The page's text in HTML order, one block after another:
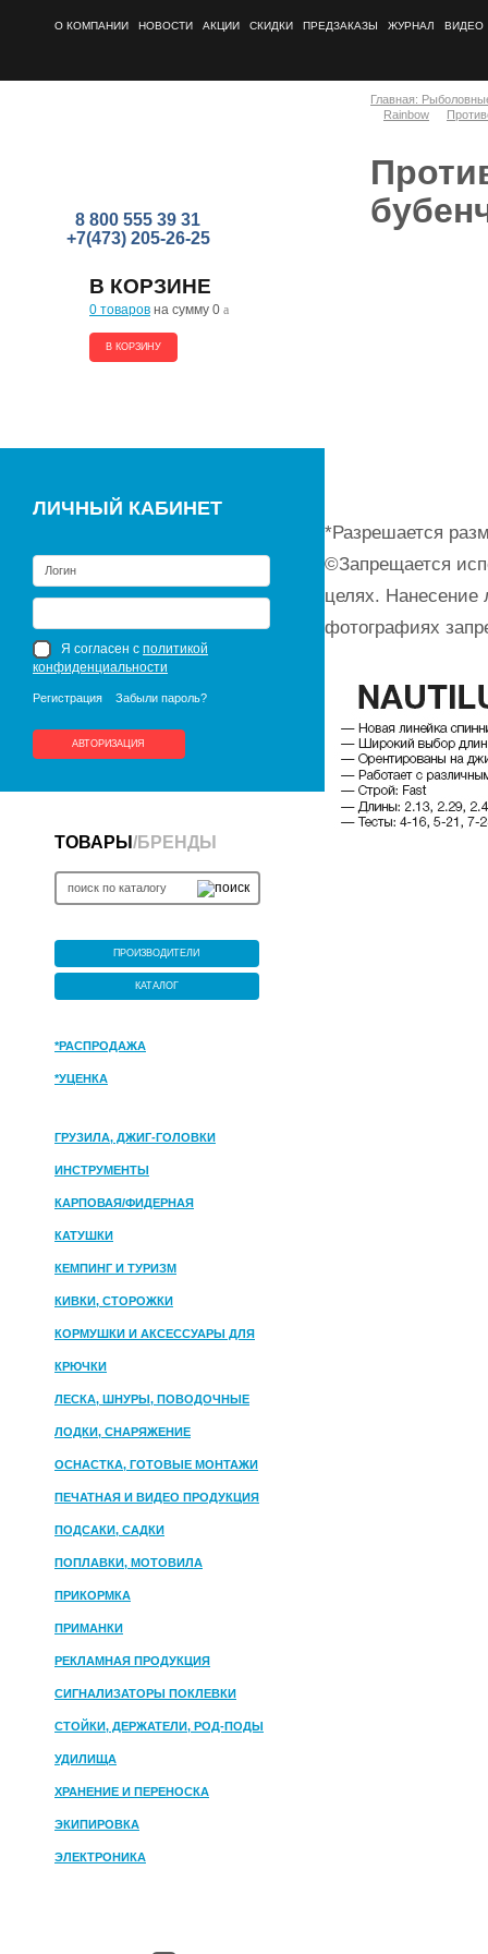
О КОМПАНИИ НОВОСТИ АКЦИИ СКИДКИ ПРЕДЗАКАЗЫ ЖУРНАЛ ВИДЕО
8 800 555 39 31
+7(473) 205-26-25
В КОРЗИНЕ
0 товаров на сумму 0 a
В КОРЗИНУ
ЛИЧНЫЙ КАБИНЕТ
Я согласен с политикой
конфиденциальности
Регистрация Забыли пароль?
АВТОРИЗАЦИЯ
ТОВАРЫ /БРЕНДЫ
ПРОИЗВОДИТЕЛИ
КАТАЛОГ
*РАСПРОДАЖА
*УЦЕНКА
ГРУЗИЛА, ДЖИГ-ГОЛОВКИ
ИНСТРУМЕНТЫ
КАРПОВАЯ/ФИДЕРНАЯ
КАТУШКИ
КЕМПИНГ И ТУРИЗМ
КИВКИ, СТОРОЖКИ
КОРМУШКИ И АКСЕССУАРЫ ДЛЯ
ПРИКОРМКИ
КРЮЧКИ
ЛЕСКА, ШНУРЫ, ПОВОДОЧНЫЕ
МАТЕРИАЛЫ
ЛОДКИ, СНАРЯЖЕНИЕ
ОСНАСТКА, ГОТОВЫЕ МОНТАЖИ
ПЕЧАТНАЯ И ВИДЕО ПРОДУКЦИЯ
ПОДСАКИ, САДКИ
ПОПЛАВКИ, МОТОВИЛА
ПРИКОРМКА
ПРИМАНКИ
РЕКЛАМНАЯ ПРОДУКЦИЯ
СИГНАЛИЗАТОРЫ ПОКЛЕВКИ
СТОЙКИ, ДЕРЖАТЕЛИ, РОД-ПОДЫ
УДИЛИЩА
ХРАНЕНИЕ И ПЕРЕНОСКА
ЭКИПИРОВКА
ЭЛЕКТРОНИКА
Главная:
Rainbow
*Разрешается
©Запрещается
целях. Нанесение
фотографиях